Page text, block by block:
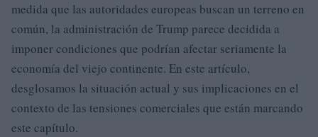
medida que las autoridades europeas buscan un terreno en
común, la administración de Trump parece decidida a
imponer condiciones que podrían afectar seriamente la
economía del viejo continente. En este artículo,
desglosamos la situación actual y sus implicaciones en el
contexto de las tensiones comerciales que están marcando
este capítulo.